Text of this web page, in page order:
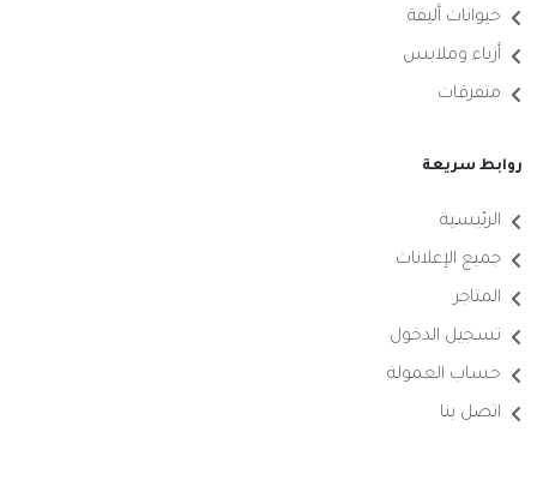
حيوانات أليفة
أزياء وملابس
متفرقات
روابط سريعة
الرئيسية
جميع الإعلانات
المتاجر
تسجيل الدخول
حساب العمولة
اتصل بنا